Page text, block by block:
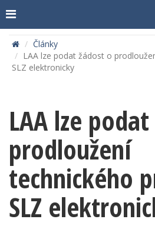
Články
LAA lze podat žádost o
SLZ elektronicky
LAA lze
prodloužení
technického
SLZ